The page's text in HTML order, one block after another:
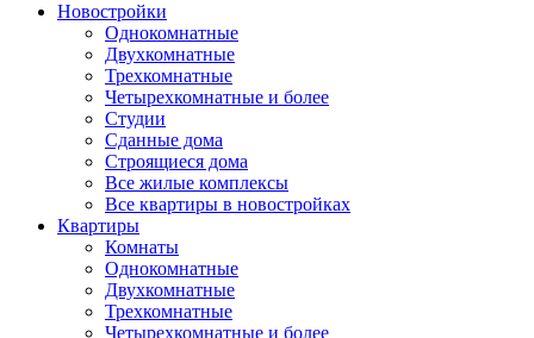
Новостройки
Однокомнатные
Двухкомнатные
Трехкомнатные
Четырехкомнатные и более
Студии
Сданные дома
Строящиеся дома
Все жилые комплексы
Все квартиры в новостройках
Квартиры
Комнаты
Однокомнатные
Двухкомнатные
Трехкомнатные
Четырехкомнатные и более